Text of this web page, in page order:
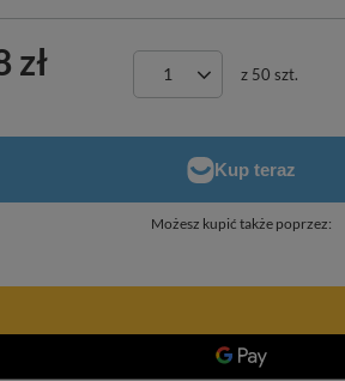
zł z 50 szt.
Możesz kupić także poprzez: